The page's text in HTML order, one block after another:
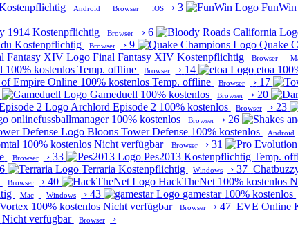
Android Browser iOS › 3 FunWin
1914 Kostenpflichtig Browser › 6
Kostenpflichtig Browser › 9 Quake
Final Fantasy XIV Kostenpflichtig Browser
100% kostenlosTemp. offline Browser › 14 etoa
Empire Online 100% kostenlosTemp. offline Browser › 17
Gameduell 100% kostenlos Browser › 20
Archlord Episode 2 100% kostenlos Browser › 23
onlinefussballmanager 100% kostenlos Browser › 26
Bloons Tower Defense 100% kostenlos Android
100% kostenlosNicht verfügbar Browser › 31
Browser › 33 Pes2013 Kostenpflichtig Temp.
Terraria Kostenpflichtig Windows › 37
Browser › 40 HackTheNet 100% kostenlos
Mac Windows › 43 gamestar 100% kostenlos
100% kostenlos Nicht verfügbar Browser › 47 EVE Online
Nicht verfügbar Browser ›